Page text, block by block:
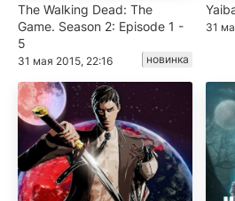
The Walking Dead: The
Game. Season 2: Episode 1 -
5
31 мая 2015, 22:16 новинка
31